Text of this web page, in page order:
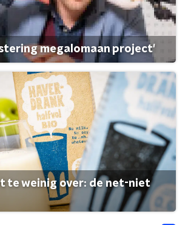
megalomaan project'
te weinig over: de net-niet